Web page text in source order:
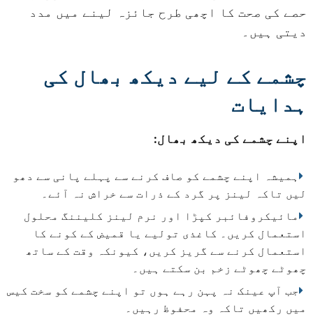
حصے کی صحت کا اچھی طرح جائزہ لینے میں مدد
دیتی ہیں۔
چشمے کے لیے دیکھ بھال کی
ہدایات
اپنے چشمے کی دیکھ بھال:
ہمیشہ اپنے چشمے کو صاف کرنے سے پہلے پانی سے دھو
لیں تاکہ لینز پر گرد کے ذرات سے خراش نہ آئے۔
مائیکروفائبر کپڑا اور نرم لینز کلیننگ محلول
استعمال کریں۔ کاغذی تولیے یا قمیض کے کونے کا
استعمال کرنے سے گریز کریں، کیونکہ وقت کے ساتھ
چھوٹے چھوٹے زخم بن سکتے ہیں۔
جب آپ عینک نہ پہن رہے ہوں تو اپنے چشمے کو سخت کیس
میں رکھیں تاکہ وہ محفوظ رہیں۔